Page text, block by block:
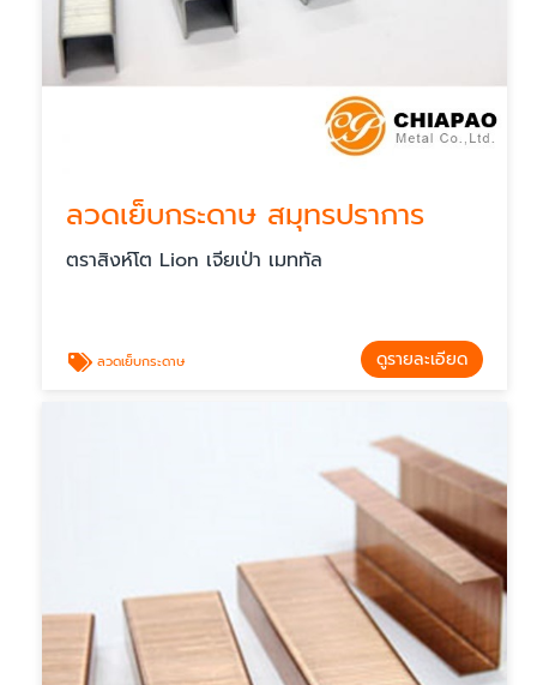
ลวดเย็บกระดาษ สมุทรปราการ
ตราสิงห์โต Lion เจียเป่า เมททัล
ลวดเย็บกระดาษ ดูรายละเอียด